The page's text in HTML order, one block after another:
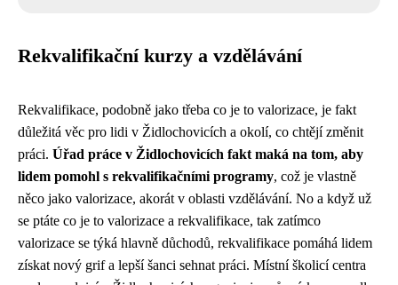
Rekvalifikační kurzy a vzdělávání
Rekvalifikace, podobně jako třeba co je to valorizace, je fakt
důležitá věc pro lidi v Židlochovicích a okolí, co chtějí změnit
práci. Úřad práce v Židlochovicích fakt maká na tom, aby
lidem pomohl s rekvalifikačními programy, což je vlastně
něco jako valorizace, akorát v oblasti vzdělávání. No a když už
se ptáte co je to valorizace a rekvalifikace, tak zatímco
valorizace se týká hlavně důchodů, rekvalifikace pomáhá lidem
získat nový grif a lepší šanci sehnat práci. Místní školicí centra